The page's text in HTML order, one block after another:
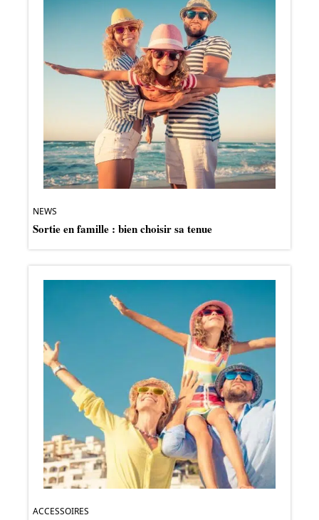
NEWS
Sortie en famille : bien choisir sa tenue
ACCESSOIRES